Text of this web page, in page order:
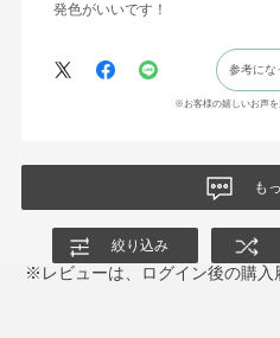
発色がいいです！
参考にな
※お客様の嬉しいお声を
も
絞り込み
※レビューは、ログイン後の購入